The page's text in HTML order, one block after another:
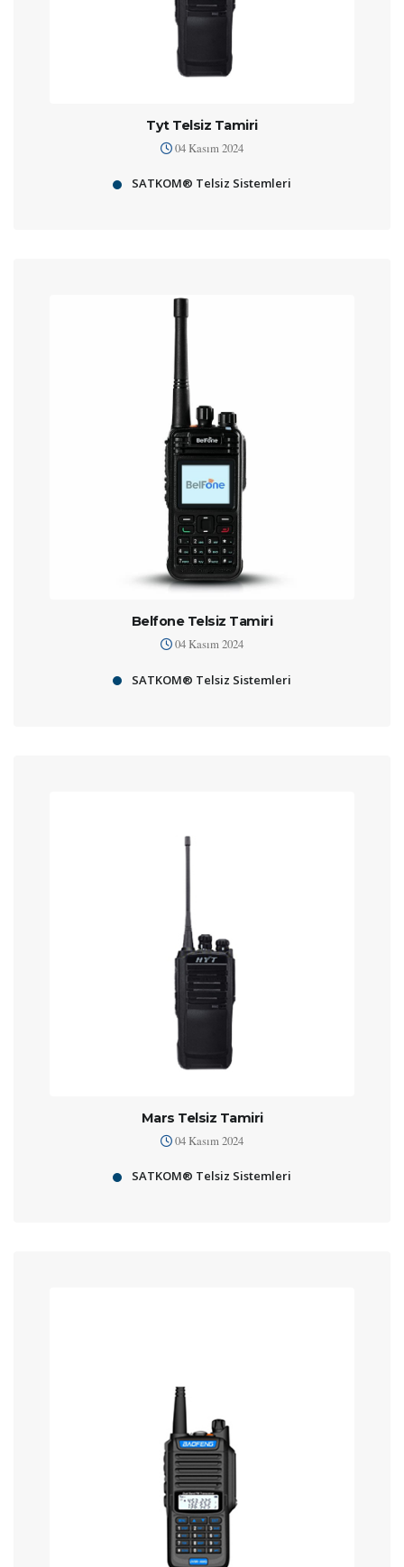
Tyt Telsiz Tamiri
04 Kasım 2024
SATKOM® Telsiz Sistemleri
Belfone Telsiz Tamiri
04 Kasım 2024
SATKOM® Telsiz Sistemleri
Mars Telsiz Tamiri
04 Kasım 2024
SATKOM® Telsiz Sistemleri